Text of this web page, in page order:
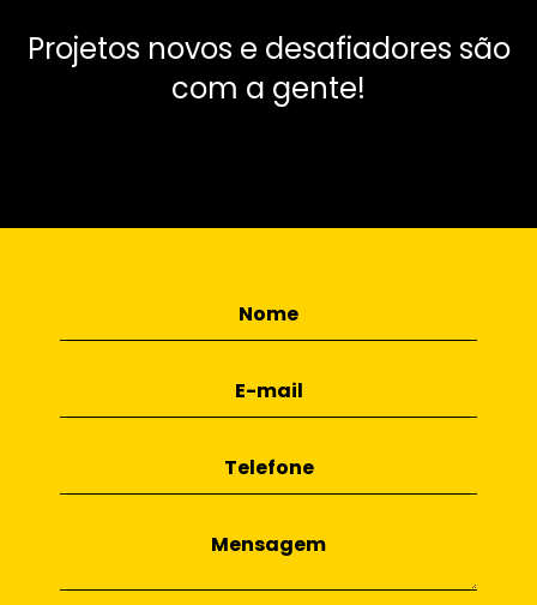
Projetos novos e desafiadores são
com a gente!